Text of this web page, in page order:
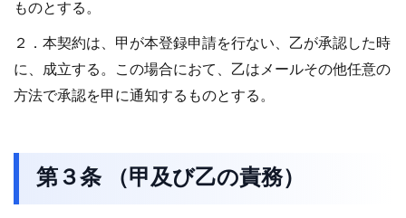
ものとする。
２．本契約は、甲が本登録申請を行ない、乙が承認した時
に、成立する。この場合におて、乙はメールその他任意の
方法で承認を甲に通知するものとする。
第３条 （甲及び乙の責務）